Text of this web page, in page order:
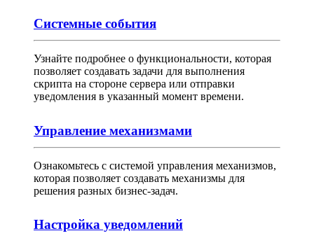
Системные события
Узнайте подробнее о функциональности, которая
позволяет создавать задачи для выполнения
скрипта на стороне сервера или отправки
уведомления в указанный момент времени.
Управление механизмами
Ознакомьтесь с системой управления механизмов,
которая позволяет создавать механизмы для
решения разных бизнес-задач.
Настройка уведомлений